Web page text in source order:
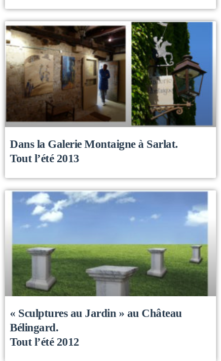
Dans la Galerie Montaigne à Sarlat.
Tout l’été 2013
« Sculptures au Jardin » au Château
Bélingard.
Tout l’été 2012